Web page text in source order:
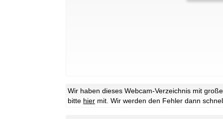
Wir haben dieses Webcam-Verzeichnis mit
bitte hier mit. Wir werden den Fehler dann